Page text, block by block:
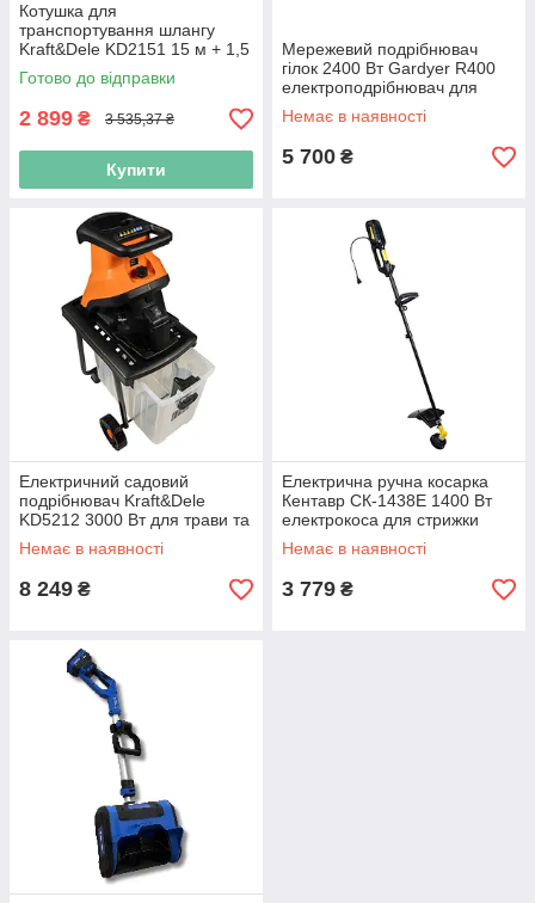
Котушка для
транспортування шлангу
Kraft&Dele KD2151 15 м + 1,5
м 8/24 бар автоматична
котушка для намотування
Готово до відправки
2 899 ₴ 3 535,37 ₴
Купити
Мережевий подрібнювач
гілок 2400 Вт Gardyer R400
електроподрібнювач для
гілок до 45 мм
Немає в наявності
5 700 ₴
Електричний садовий
подрібнювач Kraft&Dele
KD5212 3000 Вт для трави та
гілок
Немає в наявності
8 249 ₴
Електрична ручна косарка
Кентавр СК-1438Е 1400 Вт
електрокоса для стрижки
газону електричний тример
для трави
Немає в наявності
3 779 ₴